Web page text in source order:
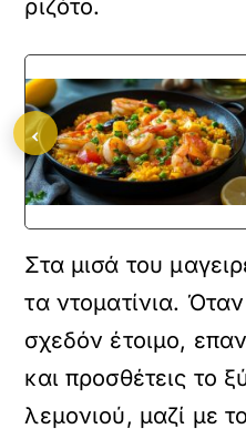
ριζότο.
Στα μισά του
τα ντοματίνια.
σχεδόν έτοιμο,
και προσθέτεις το
λεμονιού, μαζί με
‹